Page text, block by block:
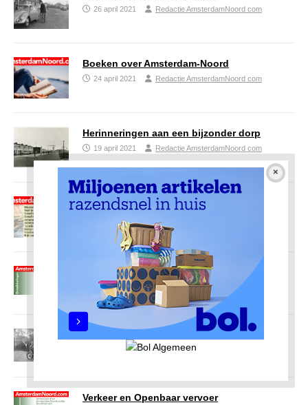
26 april 2021 Redactie AmsterdamNoord com
Boeken over Amsterdam-Noord
24 april 2021 Redactie AmsterdamNoord com
Herinneringen aan een bijzonder dorp
19 april 2021 Redactie AmsterdamNoord com
Geschiedenis Amsterdam-Noord
Ontwikkelingen Amsterdam Noord
13 april 2021 Redactie AmsterdamNoord com
De Fiets van mijn broertje
12 april 2021 Redactie AmsterdamNoord com
Verkeer en Openbaar vervoer